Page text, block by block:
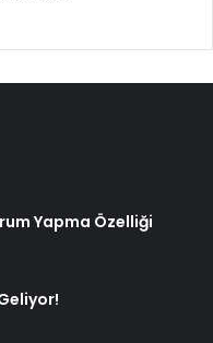
Yapma Özelliği